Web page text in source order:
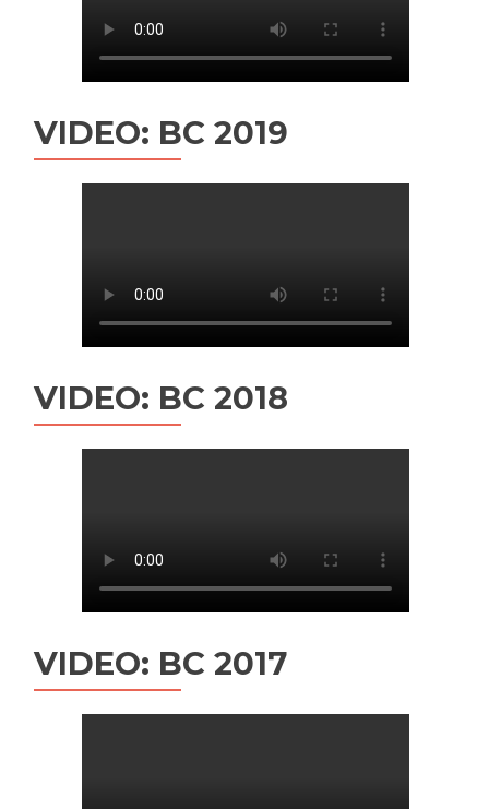
VIDEO: BC 2019
VIDEO: BC 2018
VIDEO: BC 2017